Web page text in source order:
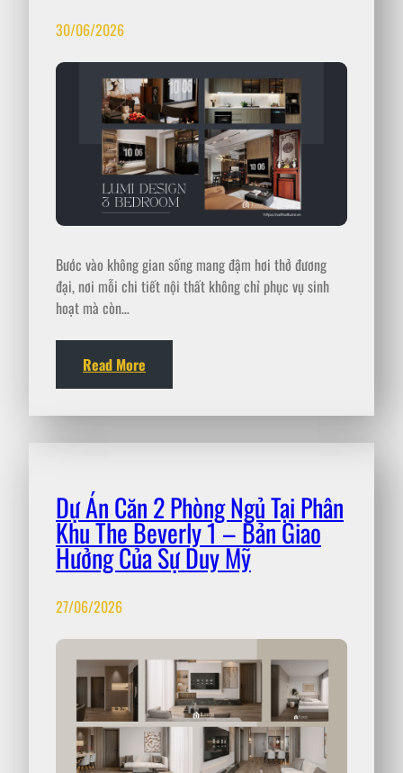
30/06/2026
Bước vào không gian sống mang đậm hơi thở đương
đại, nơi mỗi chi tiết nội thất không chỉ phục vụ sinh
hoạt mà còn…
Read More
Dự Án Căn 2 Phòng Ngủ Tại Phân
Khu The Beverly 1 – Bản Giao
Hưởng Của Sự Duy Mỹ
27/06/2026